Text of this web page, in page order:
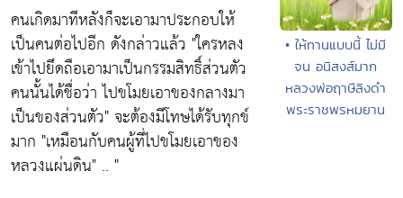
คนเกิดมาทีหลังก็จะเอามาประกอบให้
เป็นคนต่อไปอีก ดังกล่าวแล้ว "ใครหลง
เข้าไปยึดถือเอามาเป็นกรรมสิทธิ์ส่วนตัว
คนนั้นได้ชื่อว่า ไปขโมยเอาของกลางมา
เป็นของส่วนตัว"จะต้องมีโทษได้รับทุกข์
มาก "เหมือนกับคนผู้ที่ไปขโมยเอาของ
หลวงแผ่นดิน" .. "
• ให้ทานแบบนี้ ไม่มี
จน อนิสงส์มาก
หลวงพ่อฤาษีลิงดำ
พระราชพรหมยาน